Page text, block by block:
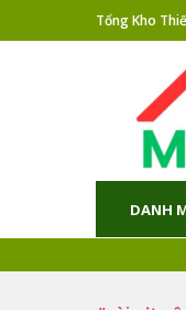
Tổng Kho
DANH